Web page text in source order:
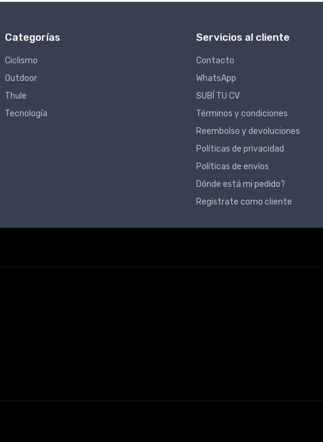
Categorías
Ciclismo
Outdoor
Thule
Tecnología
Servicios al cliente
Contacto
WhatsApp
SUBÍ TU CV
Términos y condiciones
Reembolso y devoluciones
Políticas de privacidad
Políticas de envíos
Dónde está mi pedido?
Registrate como cliente